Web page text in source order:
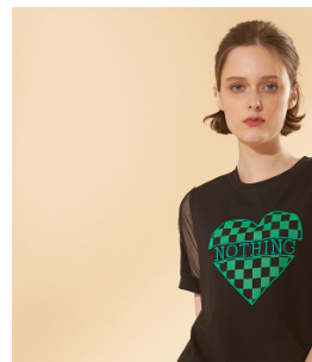
4.訂單成立30分鐘內，如未前往確認交易或
消。如遇「轉專審核」未通過狀況，表示未
1.分期款項不併入電信帳單，「大哥付你分
2.透過簡訊連結打開帳單後，可選擇「超商
帳／街口支付／iPASS MONEY」等通路繳
1.本服務係由「台灣大哥大股份有限公司」
用戶於交易時，得透過本服務購買商品或服
買賣價金債權讓與本公司後，依約使用本公
2.基於同意付款使用「大哥付你分期」之契
資料（包含姓名、電話或地址）提供予台灣
由本公司與您本人進行分期帳單所需資料之
3.完整用戶服務條款，請詳閱以下連結：
１．簡單：不需註冊會員、不需綁卡、不需儲
２．便利：只要手機號碼，簡訊認證，即可結
３．安心：先確認商品／服務後，再付款。
【「AFTEE先享後付」結帳流程】
１．於結帳方式選擇「AFTEE先享後付」後
結帳頁面，進行簡訊認證並確認金額後，即
２．訂單成立數日內，您將收到繳費通知簡訊
３．收到繳費通知簡訊後14天內，點擊此簡
ATM／網路銀行／等多元方式進行付款，方
※ 請注意：結帳手續完成當下不需立刻繳費
購買商品的店家。未經商家同意取消之訂單
※ 交易是否成功請以「AFTEE先享後付 」
是否繳費成功／繳費後需取消欲退款等相關
https://
每筆NT$120，滿NT$2,000(含以上)免運
每筆NT$120，滿NT$2,000(含以上)免運
每筆NT$120，滿NT$2,000(含以上)免